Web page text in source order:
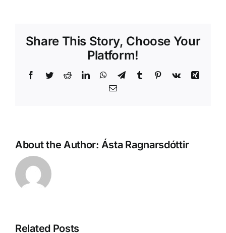
Share This Story, Choose Your
Platform!
Facebook
TwitterRedditLinkedInWhatsApp
TelegramTumblr Pinterest
Vk
Xing
Email
About the Author: Ásta Ragnarsdóttir
Related Posts